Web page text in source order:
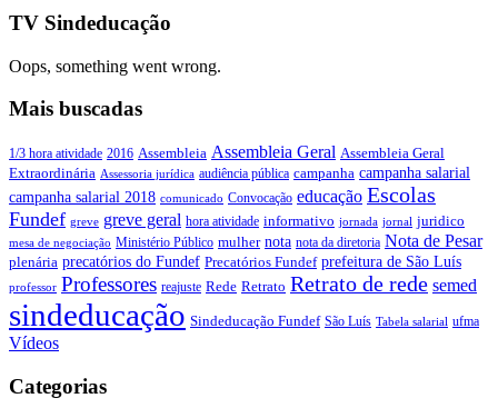
TV Sindeducação
Oops, something went wrong.
Mais buscadas
1/3 hora atividade 2016 Assembleia Assembleia Geral Assembleia Geral
Extraordinária Assessoria jurídica audiência pública campanha campanha salarial
campanha salarial 2018 comunicado Convocação educação Escolas
Fundef greve greve geral hora atividade informativo jornada jornal juridico
mesa de negociação Ministério Público mulher nota nota da diretoria Nota de Pesar
plenária precatórios do Fundef Precatórios Fundef prefeitura de São Luís
professor Professores reajuste Rede Retrato Retrato de rede semed
sindeducação Sindeducação Fundef São Luís Tabela salarial ufma
Vídeos
Categorias